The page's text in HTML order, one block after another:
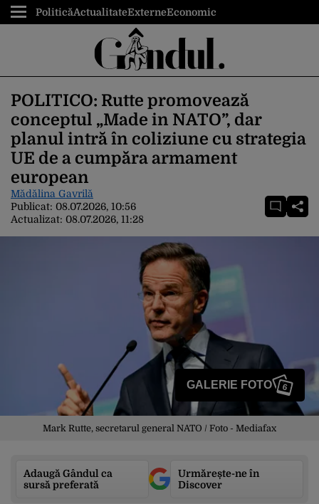
PoliticăActualitateExterneEconomic
POLITICO: Rutte promovează
conceptul „Made in NATO”, dar
planul intră în coliziune cu strategia
UE de a cumpăra armament
european
Mădălina Gavrilă
Publicat: 08.07.2026, 10:56
Actualizat: 08.07.2026, 11:28
GALERIE FOTO 6
Mark Rutte, secretarul general NATO / Foto - Mediafax
Adaugă Gândul ca
sursă preferată
Urmărește-ne în
Discover